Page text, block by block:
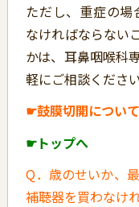
ただし、重症の
なければならない
かは、耳鼻咽喉科
軽にご相談ください
☛鼓膜切開について
☛トップへ
Q．歳のせいか、
補聴器を買わなけ